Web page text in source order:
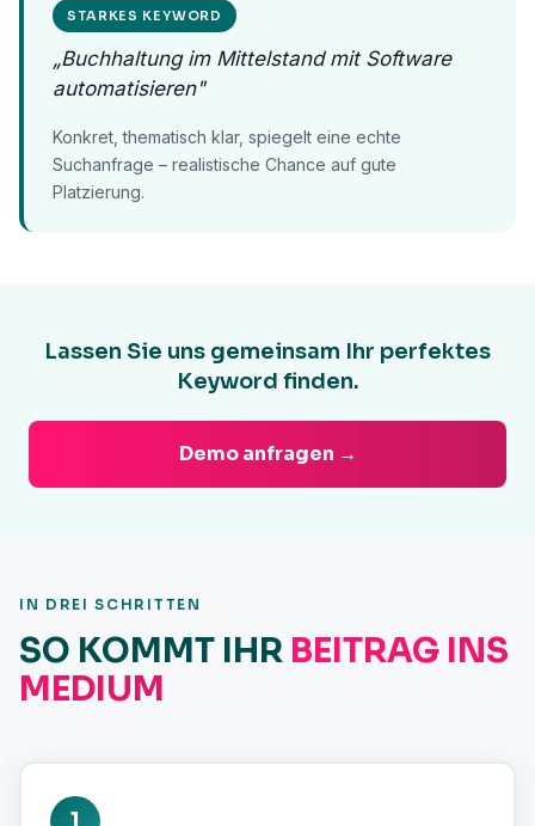
STARKES KEYWORD
„Buchhaltung im Mittelstand mit Software
automatisieren"
Konkret, thematisch klar, spiegelt eine echte
Suchanfrage – realistische Chance auf gute
Platzierung.
Lassen Sie uns gemeinsam Ihr perfektes
Keyword finden.
Demo anfragen →
IN DREI SCHRITTEN
SO KOMMT IHR BEITRAG INS
MEDIUM
1